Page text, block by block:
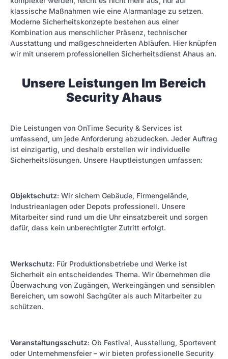
klassische Maßnahmen wie eine Alarmanlage zu setzen.
Moderne Sicherheitskonzepte bestehen aus einer
Kombination aus menschlicher Präsenz, technischer
Ausstattung und maßgeschneiderten Abläufen. Hier knüpfen
wir mit unserem professionellen Sicherheitsdienst Ahaus an.
Unsere Leistungen Im Bereich
Security Ahaus
Die Leistungen von OnTime Security & Services ist
umfassend, um jede Anforderung abzudecken. Jeder Auftrag
ist einzigartig, und deshalb erstellen wir individuelle
Sicherheitslösungen. Unsere Hauptleistungen umfassen:
Objektschutz: Wir sichern Gebäude, Firmengelände,
Industrieanlagen oder Depots professionell. Unsere
Mitarbeiter sind rund um die Uhr einsatzbereit und sorgen
dafür, dass kein unberechtigter Zutritt erfolgt.
Werkschutz: Für Produktionsbetriebe und Werke ist
Sicherheit ein entscheidendes Thema. Wir übernehmen die
Überwachung von Zugängen, Werkeingängen und sensiblen
Bereichen, um sowohl Sachgüter als auch Mitarbeiter zu
schützen.
Veranstaltungsschutz: Ob Festival, Ausstellung, Sportevent
oder Unternehmensfeier – wir bieten professionelle Security